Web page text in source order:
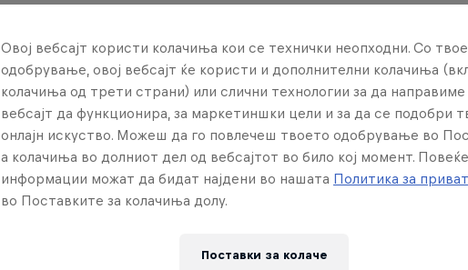
Овој вебсајт користи колачиња кои се технички неопходни. Со твое
одобрување, овој вебсајт ќе користи и дополнителни колачиња
колачиња од трети страни) или слични технологии за да
вебсајт да функционира, за маркетиншки цели и за да се подобри
онлајн искуство. Можеш да го повлечеш твоето одобрување во
а колачиња во долниот дел од вебсајтот во било кој момент. Повеќе
информации можат да бидат најдени во нашата Политика за
во Поставките за колачиња долу.
Поставки за колачe